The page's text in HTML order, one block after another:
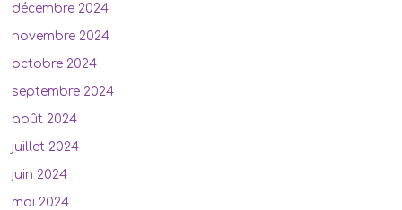
décembre 2024
novembre 2024
octobre 2024
septembre 2024
août 2024
juillet 2024
juin 2024
mai 2024